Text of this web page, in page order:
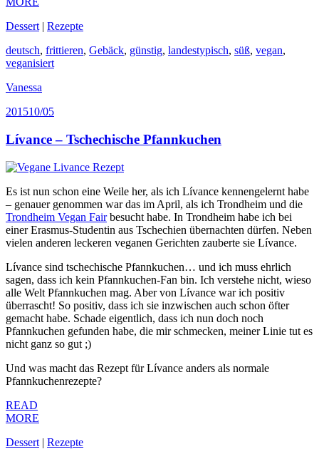
Dessert | Rezepte
deutsch, frittieren, Gebäck, günstig, landestypisch, süß, vegan,
veganisiert
Vanessa
201510/05
Lívance – Tschechische Pfannkuchen
Es ist nun schon eine Weile her, als ich Lívance kennengelernt habe
– genauer genommen war das im April, als ich Trondheim und die
Trondheim Vegan Fairbesucht habe. In Trondheim habe ich bei
einer Erasmus-Studentin aus Tschechien übernachten dürfen. Neben
vielen anderen leckeren veganen Gerichten zauberte sie Lívance.
Lívance sind tschechische Pfannkuchen… und ich muss ehrlich
sagen, dass ich kein Pfannkuchen-Fan bin. Ich verstehe nicht, wieso
alle Welt Pfannkuchen mag. Aber von Lívance war ich positiv
überrascht! So positiv, dass ich sie inzwischen auch schon öfter
gemacht habe. Schade eigentlich, dass ich nun doch noch
Pfannkuchen gefunden habe, die mir schmecken, meiner Linie tut es
nicht ganz so gut ;)
Und was macht das Rezept für Lívance anders als normale
Pfannkuchenrezepte?
READ
MORE
Dessert | Rezepte